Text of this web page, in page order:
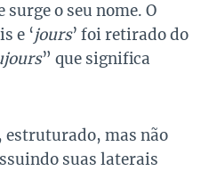
o seu nome. O
e ‘jours’ foi retirado do
” que significa
estruturado, mas não
suas laterais